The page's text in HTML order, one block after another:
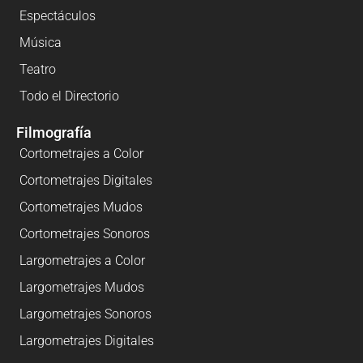
Espectáculos
Música
Teatro
Todo el Directorio
Filmografía
Cortometrajes a Color
Cortometrajes Digitales
Cortometrajes Mudos
Cortometrajes Sonoros
Largometrajes a Color
Largometrajes Mudos
Largometrajes Sonoros
Largometrajes Digitales